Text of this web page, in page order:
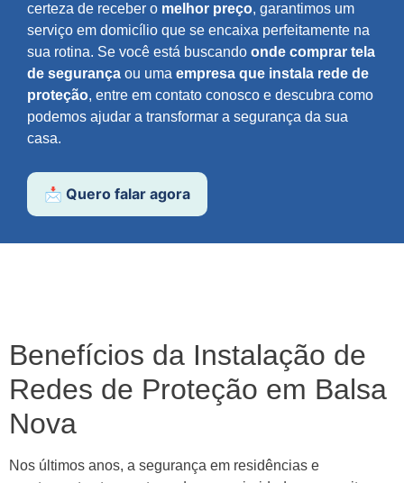
certeza de receber o melhor preço, garantimos um
serviço em domicílio que se encaixa perfeitamente na
sua rotina. Se você está buscando onde comprar tela
de segurança ou uma empresa que instala rede de
proteção, entre em contato conosco e descubra como
podemos ajudar a transformar a segurança da sua
casa.
📩 Quero falar agora
Benefícios da Instalação de
Redes de Proteção em Balsa
Nova
Nos últimos anos, a segurança em residências e